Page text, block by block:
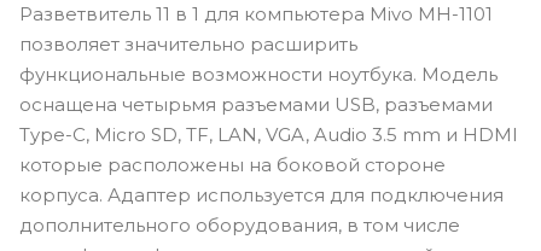
Разветвитель 11 в 1 для компьютера Mivo MH-1101
позволяет значительно расширить
функциональные возможности ноутбука. Модель
оснащена четырьмя разъемами USB, разъемами
Type-C, Micro SD, TF, LAN, VGA, Audio 3.5 mm и HDMI
которые расположены на боковой стороне
корпуса. Адаптер используется для подключения
дополнительного оборудования, в том числе